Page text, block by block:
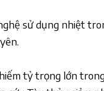
sử dụng nhiệt
tỷ trọng lớn